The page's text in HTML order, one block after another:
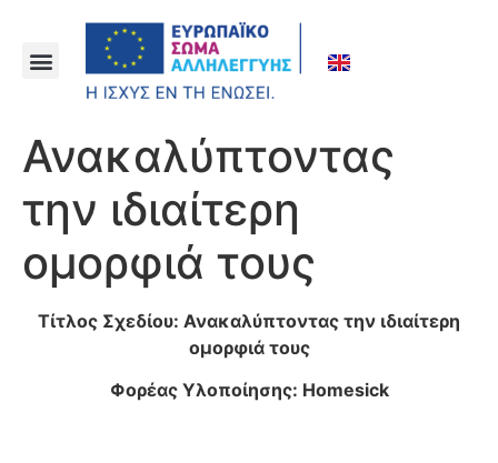
Ανακαλύπτοντας
την ιδιαίτερη
ομορφιά τους
Τίτλος Σχεδίου: Ανακαλύπτοντας την ιδιαίτερη
ομορφιά τους
Φορέας Υλοποίησης: Homesick